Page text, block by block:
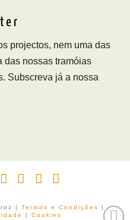
projectos, nem uma das
das nossas tramóias
Subscreva já a nossa
| Termos e Condições
|
| Cookies